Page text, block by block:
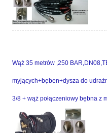
Wąż 35 metrów ,250
myjących+bęben+dysza do
3/8 + wąż połączeniowy bębna z